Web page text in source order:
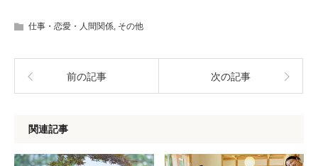
仕事・恋愛・人間関係 その他
前の記事 次の記事
関連記事